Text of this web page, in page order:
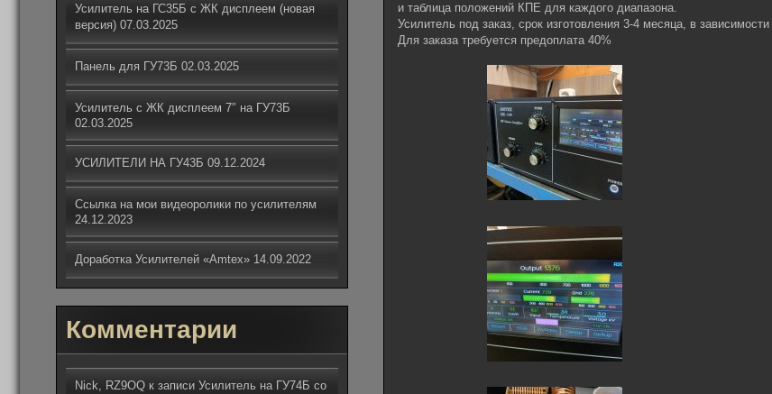
и таблица положений КПЕ для каждого диапазона.
Усилитель под заказ, срок изготовления 3-4 месяца, в
Для заказа требуется предоплата 40%
Усилитель на ГС35Б с ЖК дисплеем (новая
версия) 07.03.2025
Панель для ГУ73Б 02.03.2025
Усилитель с ЖК дисплеем 7″ на ГУ73Б
02.03.2025
УСИЛИТЕЛИ НА ГУ43Б 09.12.2024
Ссылка на мои видеоролики по усилителям
24.12.2023
Доработка Усилителей «Amtex» 14.09.2022
Комментарии
Nick, RZ9OQ к записи Усилитель на ГУ74Б со